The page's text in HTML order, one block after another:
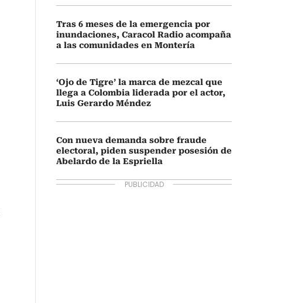
Tras 6 meses de la emergencia por
inundaciones, Caracol Radio acompaña
a las comunidades en Montería
‘Ojo de Tigre’ la marca de mezcal que
llega a Colombia liderada por el actor,
Luis Gerardo Méndez
Con nueva demanda sobre fraude
electoral, piden suspender posesión de
Abelardo de la Espriella